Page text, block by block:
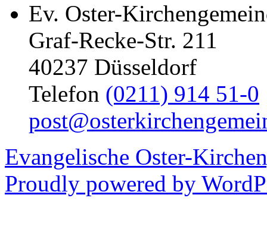
Ev. Oster-
Graf-Recke-Str. 211
40237 Düsseldorf
Telefon (0211) 914 51-0
Evangelische Oster-
Proudly powered by